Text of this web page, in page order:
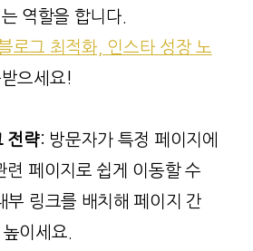
역할을 합니다.
로그 최적화, 인스타 성장 노
으세요!
전략: 방문자가 특정 페이지에
련 페이지로 쉽게 이동할 수
부 링크를 배치해 페이지 간
이세요.